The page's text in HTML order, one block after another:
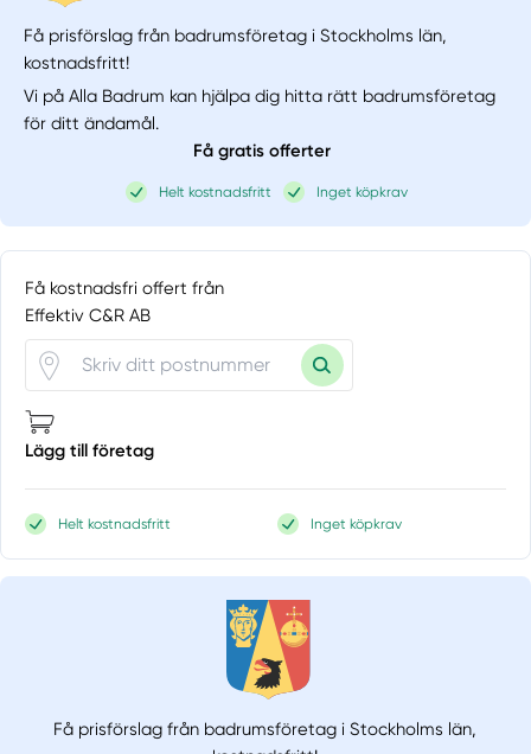
Få prisförslag från badrumsföretag i Stockholms län,
kostnadsfritt!
Vi på Alla Badrum kan hjälpa dig hitta rätt badrumsföretag
för ditt ändamål.
Få gratis offerter
Helt kostnadsfritt Inget köpkrav
Få kostnadsfri offert från
Effektiv C&R AB
Lägg till företag
Helt kostnadsfritt Inget köpkrav
Få prisförslag från badrumsföretag i Stockholms län,